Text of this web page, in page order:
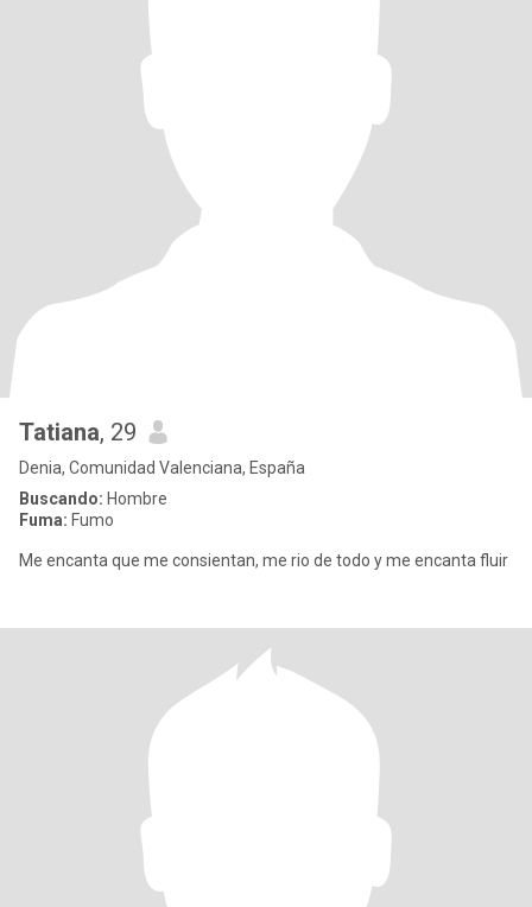
Tatiana, 29
Denia, Comunidad Valenciana, España
Buscando: Hombre
Fuma: Fumo
Me encanta que me consientan, me rio de todo y me encanta fluir